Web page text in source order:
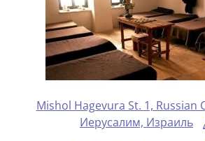
Mishol Hagevura St. 1, Russian
Иерусалим, Израиль